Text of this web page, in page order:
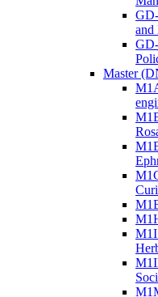
and
Master
M1I